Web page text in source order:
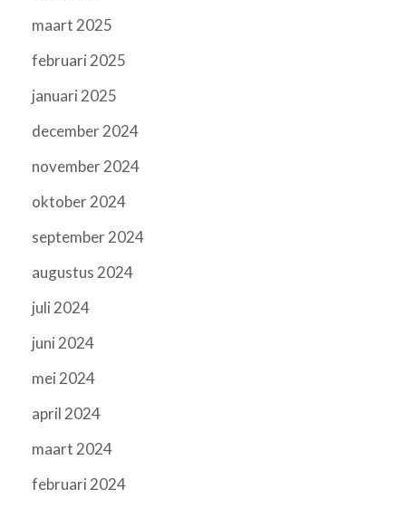
maart 2025
februari 2025
januari 2025
december 2024
november 2024
oktober 2024
september 2024
augustus 2024
juli 2024
juni 2024
mei 2024
april 2024
maart 2024
februari 2024